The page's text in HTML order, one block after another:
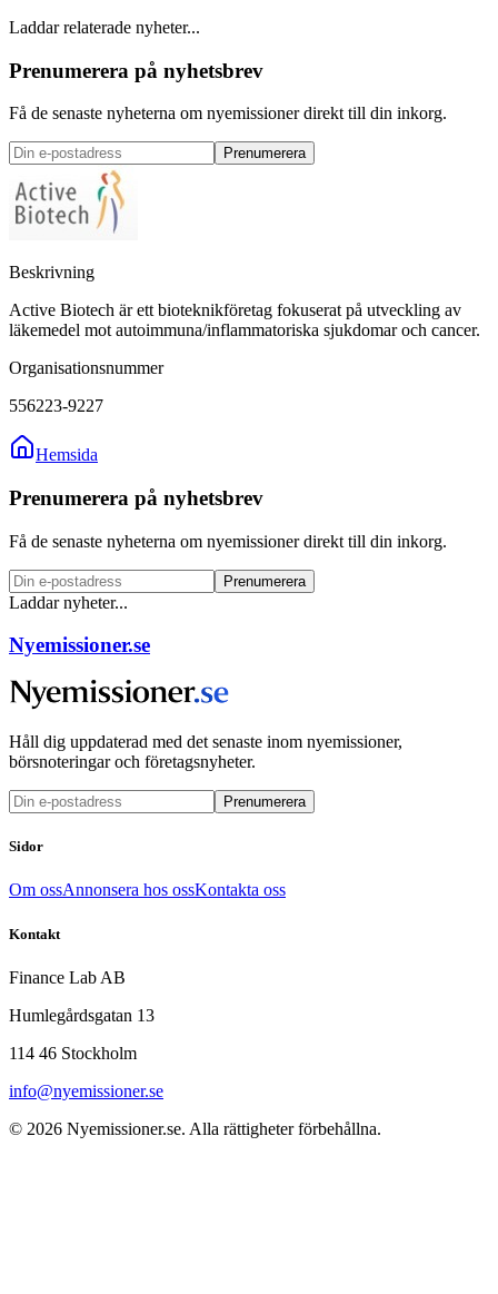
Laddar relaterade nyheter...
Prenumerera på nyhetsbrev
Få de senaste nyheterna om nyemissioner direkt till din inkorg.
Prenumerera
Beskrivning
Active Biotech är ett bioteknikföretag fokuserat på utveckling av
läkemedel mot autoimmuna/inflammatoriska sjukdomar och cancer.
Organisationsnummer
556223-9227
Hemsida
Prenumerera på nyhetsbrev
Få de senaste nyheterna om nyemissioner direkt till din inkorg.
Prenumerera
Laddar nyheter...
Nyemissioner.se
Håll dig uppdaterad med det senaste inom nyemissioner,
börsnoteringar och företagsnyheter.
Prenumerera
Sidor
Om ossAnnonsera hos ossKontakta oss
Kontakt
Finance Lab AB
Humlegårdsgatan 13
114 46 Stockholm
info@nyemissioner.se
© 2026 Nyemissioner.se. Alla rättigheter förbehållna.